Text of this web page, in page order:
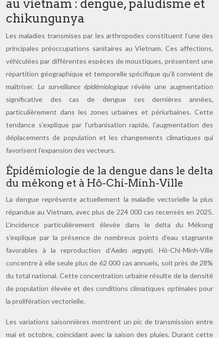
au vietnam : dengue, paludisme et
chikungunya
Les maladies transmises par les arthropodes constituent l’une des
principales préoccupations sanitaires au Vietnam. Ces affections,
véhiculées par différentes espèces de moustiques, présentent une
répartition géographique et temporelle spécifique qu’il convient de
maîtriser. La surveillance épidémiologiquerévèle une augmentation
significative des cas de dengue ces dernières années,
particulièrement dans les zones urbaines et périurbaines. Cette
tendance s’explique par l’urbanisation rapide, l’augmentation des
déplacements de population et les changements climatiques qui
favorisent l’expansion des vecteurs.
Épidémiologie de la dengue dans le delta
du mékong et à Hô-Chi-Minh-Ville
La dengue représente actuellement la maladie vectorielle la plus
répandue au Vietnam, avec plus de 224 000 cas recensés en 2025.
L’incidence particulièrement élevée dans le delta du Mékong
s’explique par la présence de nombreux points d’eau stagnante
favorables à la reproduction d’Aedes aegypti. Hô-Chi-Minh-Ville
concentre à elle seule plus de 62 000 cas annuels, soit près de 28%
du total national. Cette concentration urbaine résulte de la densité
de population élevée et des conditions climatiques optimales pour
la prolifération vectorielle.
Les variations saisonnières montrent un pic de transmission entre
mai et octobre, coïncidant avec la saison des pluies. Durant cette